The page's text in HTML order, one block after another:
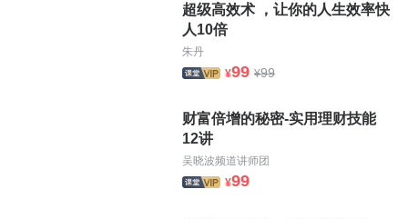
新華富時A600指數
新華富時600行業指數
新華富時小盤股指數
中證100指數
中證500指數
中證700指數
中證800指數
中證流通指數
中證南方小康產業指數
超级高效术 ，让你的人生效率快
人10倍
朱丹
¥99 ¥99
财富倍增的秘密-实用理财技能
12讲
吴晓波频道讲师团
¥99